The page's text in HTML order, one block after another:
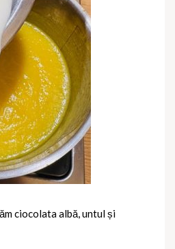
ciocolata albă, untul și